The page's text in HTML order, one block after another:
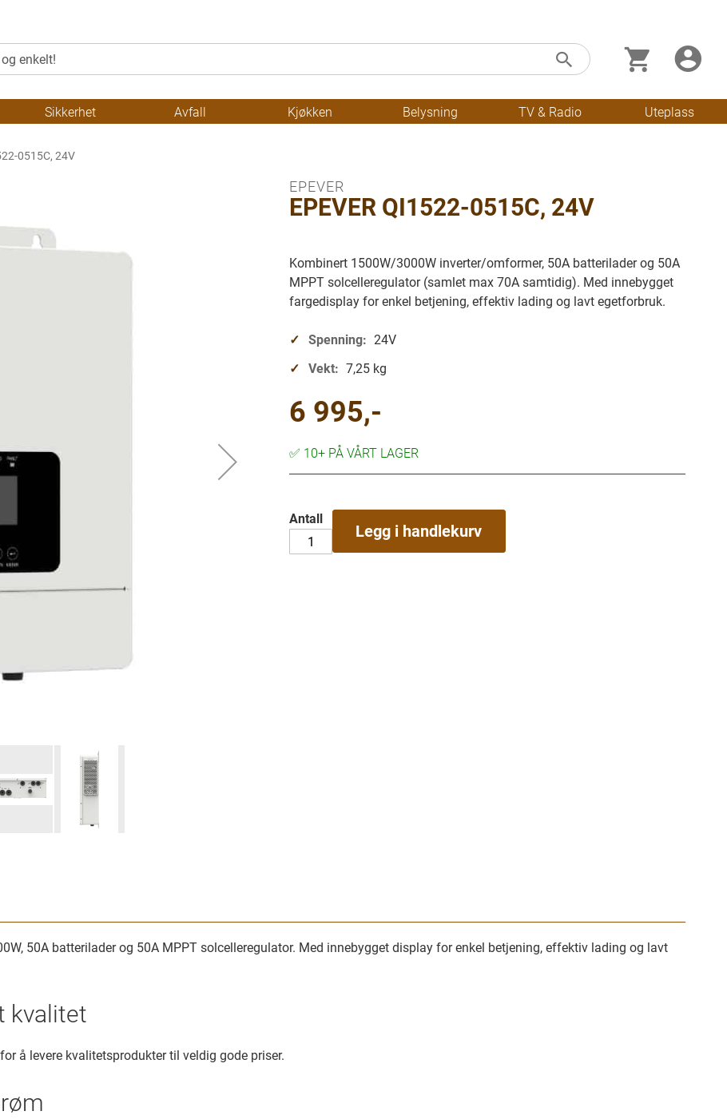
Søk Min
Skip
Sikkerhet Avfall Kjøkken Belysning TV & Radio Uteplass
0515C, 24V
EPEVER
EPEVER QI1522-0515C, 24V
Kombinert 1500W/3000W inverter/omformer, 50A batterilader og 50A
MPPT solcelleregulator (samlet max 70A samtidig). Med innebygget
fargedisplay for enkel betjening, effektiv lading og lavt egetforbruk.
Spenning: 24V
Vekt: 7,25 kg
6 995,-
✅ 10+ PÅ VÅRT LAGER
Antall
Legg i handlekurv
50A batterilader og 50A MPPT solcelleregulator. Med innebygget display for enkel betjening, effektiv lading og lavt
kvalitet
å levere kvalitetsprodukter til veldig gode priser.